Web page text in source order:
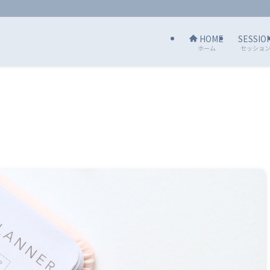
HOME
ホーム セッション